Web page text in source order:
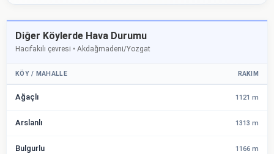
Diğer Köylerde Hava Durumu
Hacıfakılı çevresi • Akdağmadeni/Yozgat
KÖY / MAHALLE RAKIM
Ağaçlı 1121 m
Arslanlı 1313 m
Bulgurlu 1166 m